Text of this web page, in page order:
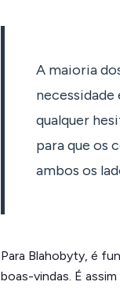
A maioria
qualquer
para que os
ambos os
Para Blahobyty, é
boas-vindas. É